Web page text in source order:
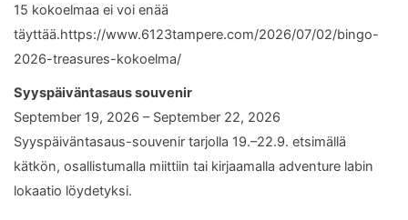
15 kokoelmaa ei voi enää
täyttää.https://www.6123tampere.com/2026/07/02/bingo-
2026-treasures-kokoelma/
Syyspäiväntasaus souvenir
September 19, 2026 – September 22, 2026
Syyspäiväntasaus-souvenir tarjolla 19.–22.9. etsimällä
kätkön, osallistumalla miittiin tai kirjaamalla adventure labin
lokaatio löydetyksi.